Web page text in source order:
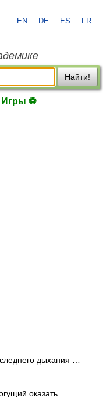
EN DE ES FR
Найти!
Игры ⚽
дыхания …
оказать